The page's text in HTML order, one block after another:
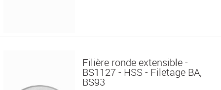
Filière ronde extensible -
BS1127 - HSS - Filetage BA,
BS93